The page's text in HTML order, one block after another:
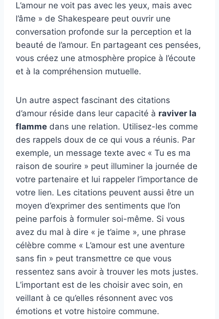
L’amour ne voit pas avec les yeux, mais avec
l’âme » de Shakespeare peut ouvrir une
conversation profonde sur la perception et la
beauté de l’amour. En partageant ces pensées,
vous créez une atmosphère propice à l’écoute
et à la compréhension mutuelle.
Un autre aspect fascinant des citations
d’amour réside dans leur capacité à raviver la
flamme dans une relation. Utilisez-les comme
des rappels doux de ce qui vous a réunis. Par
exemple, un message texte avec « Tu es ma
raison de sourire » peut illuminer la journée de
votre partenaire et lui rappeler l’importance de
votre lien. Les citations peuvent aussi être un
moyen d’exprimer des sentiments que l’on
peine parfois à formuler soi-même. Si vous
avez du mal à dire « je t’aime », une phrase
célèbre comme « L’amour est une aventure
sans fin » peut transmettre ce que vous
ressentez sans avoir à trouver les mots justes.
L’important est de les choisir avec soin, en
veillant à ce qu’elles résonnent avec vos
émotions et votre histoire commune.